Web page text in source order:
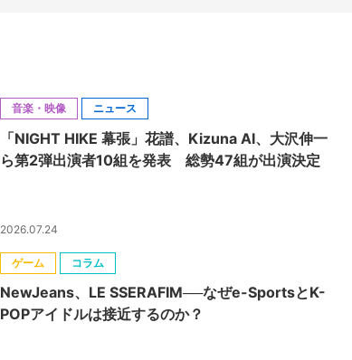
音楽・映像 ニュース
「NIGHT HIKE 幕張」花譜、Kizuna AI、大沢伸一
ら第2弾出演者10組を発表 総勢47組が出演決定
2026.07.24
ゲーム コラム
NewJeans、LE SSERAFIM──なぜe-SportsとK-
POPアイドルは接近するのか？